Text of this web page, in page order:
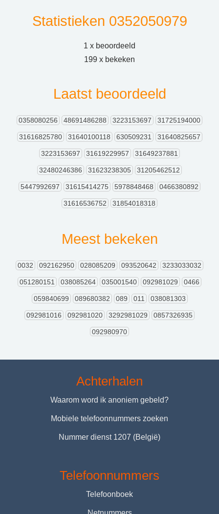
Statistieken 0352050979
1 x beoordeeld
199 x bekeken
Laatst beoordeeld
0358080256 48691486288 3223153697 31725194000
31616825780 31640100118 630509231 31640825657
3223153697 31619229957 31649237881
32480246386 31623238305 31205462512
5447992697 31615414275 5978848468 0466380892
31616536752 31854018318
Meest bekeken
0032 092162950 028085209 093520642 3233033032
051280151 038085264 035001540 092981029 0466
059840699 089680382 089 011 038081303
092981016 092981020 3292981029 0857326935
092980970
Achterhalen
Waarom word ik anoniem gebeld?
Mobiele telefoonnummers zoeken
Nummer dienst 1207 (België)
Telefoonnummers
Telefoonboek